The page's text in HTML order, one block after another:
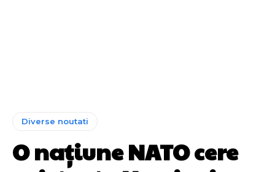
Diverse noutati
O națiune NATO cere